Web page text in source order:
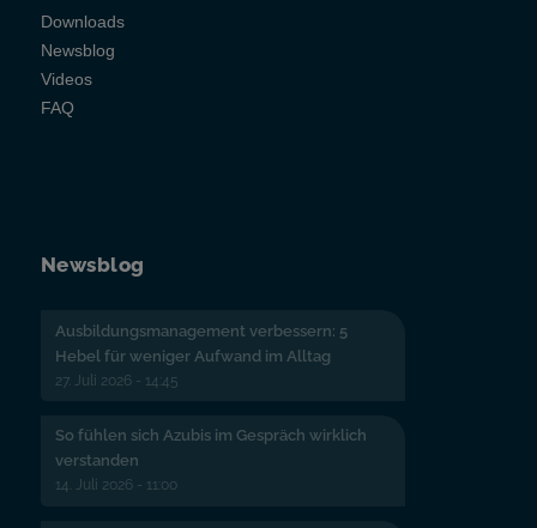
Downloads
Newsblog
Videos
FAQ
Newsblog
Ausbildungsmanagement verbessern: 5
Hebel für weniger Aufwand im Alltag
27. Juli 2026 - 14:45
So fühlen sich Azubis im Gespräch wirklich
verstanden
14. Juli 2026 - 11:00